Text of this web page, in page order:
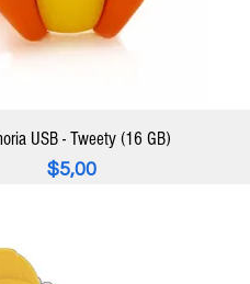
USB - Tweety (16 GB)
Precio
$5,00